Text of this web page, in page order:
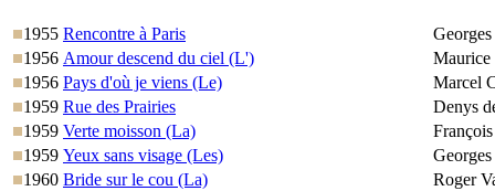
1955 Rencontre à Paris
1956 Amour descend du ciel (L')
Maurice
1956 Pays d'où je viens (Le)
Marcel
1959 Rue des Prairies
Denys
1959 Verte moisson (La)
1959 Yeux sans visage (Les)
1960 Bride sur le cou (La)
Roger